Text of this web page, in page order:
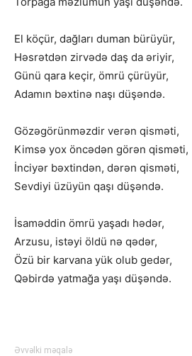
El köçür, dağları duman bürüyür,
Həsrətdən zirvədə daş da əriyir,
Günü qara keçir, ömrü çürüyür,
Adamın bəxtinə naşı düşəndə.
Gözəgörünməzdir verən qisməti,
Kimsə yox öncədən görən qisməti,
İnciyər bəxtindən, dərən qisməti,
Sevdiyi üzüyün qaşı düşəndə.
İsaməddin ömrü yaşadı hədər,
Arzusu, istəyi öldü nə qədər,
Özü bir karvana yük olub gedər,
Qəbirdə yatmağa yaşı düşəndə.
Əvvəlki məqalə